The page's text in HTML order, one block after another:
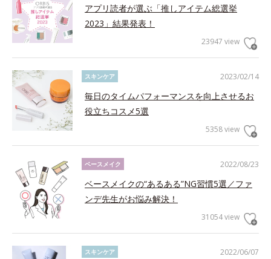
アプリ読者が選ぶ「推しアイテム総選挙
2023」結果発表！
23947 view
2023/02/14
スキンケア
毎日のタイムパフォーマンスを向上させるお
役立ちコスメ5選
5358 view
2022/08/23
ベースメイク
ベースメイクの“あるある”NG習慣5選／ファ
ンデ先生がお悩み解決！
31054 view
2022/06/07
スキンケア